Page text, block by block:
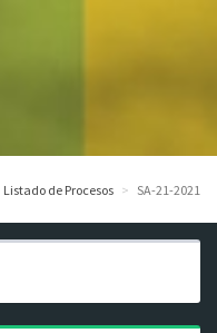
Listado de Procesos SA-21-2021